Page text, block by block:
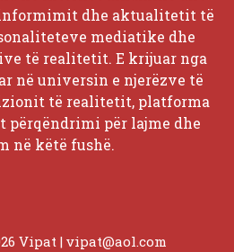
dhe aktualitetit të
mediatike dhe
të realitetit. E krijuar nga
në universin e njerëzve të
të realitetit, platforma
përqëndrimi për lajme dhe
në këtë fushë.
Vipat | vipat@aol.com